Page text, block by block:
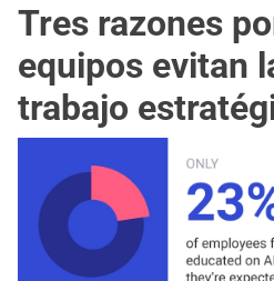
Tres razones
equipos evitan
trabajo